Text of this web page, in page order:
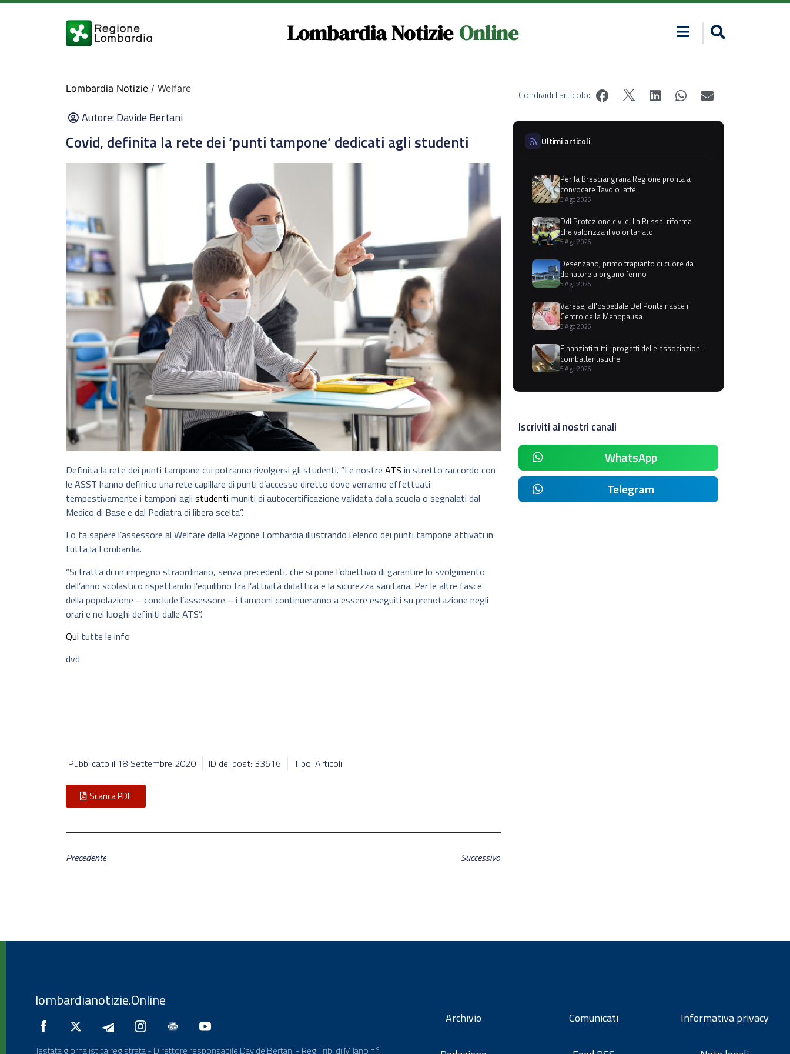
Lombardia Notizie Online
Lombardia Notizie / Welfare
Autore:Davide Bertani
Covid, definita la rete dei ‘punti tampone’ dedicati agli studenti
Definita la rete dei punti tampone cui potranno rivolgersi gli studenti. “Le nostre ATS in stretto raccordo con
le ASST hanno definito una rete capillare di punti d’accesso diretto dove verranno effettuati
tempestivamente i tamponi agli studenti muniti di autocertificazione validata dalla scuola o segnalati dal
Medico di Base e dal Pediatra di libera scelta”.
Lo fa sapere l’assessore al Welfare della Regione Lombardia illustrando l’elenco dei punti tampone attivati in
tutta la Lombardia.
“Si tratta di un impegno straordinario, senza precedenti, che si pone l’obiettivo di garantire lo svolgimento
dell’anno scolastico rispettando l’equilibrio fra l’attività didattica e la sicurezza sanitaria. Per le altre fasce
della popolazione – conclude l’assessore – i tamponi continueranno a essere eseguiti su prenotazione negli
orari e nei luoghi definiti dalle ATS”.
Qui tutte le info
dvd
Pubblicato il 18 Settembre 2020 ID del post: 33516 Tipo: Articoli
Scarica PDF
Precedente Successivo
Condividi l'articolo:
Ultimi articoli
Per la Bresciangrana Regione pronta a
convocare Tavolo latte
5 Ago 2026
Ddl Protezione civile, La Russa: riforma
che valorizza il volontariato
5 Ago 2026
Desenzano, primo trapianto di cuore da
donatore a organo fermo
5 Ago 2026
Varese, all'ospedale Del Ponte nasce il
Centro della Menopausa
5 Ago 2026
Finanziati tutti i progetti delle associazioni
combattentistiche
5 Ago 2026
Iscriviti ai nostri canali
WhatsApp
Telegram
lombardianotizie.Online
Testata giornalistica registrata - Direttore responsabile Davide Bertani - Reg. Trib. di Milano n°
Archivio Comunicati Informativa privacy